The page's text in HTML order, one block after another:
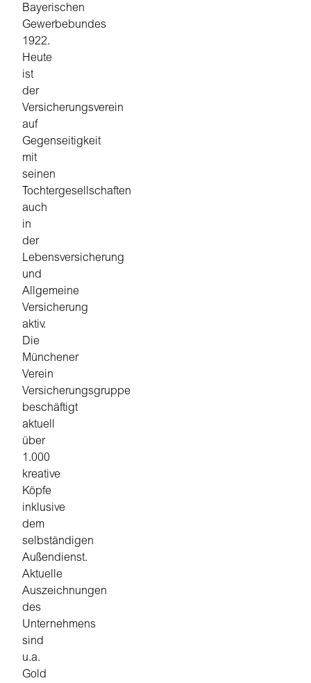
Bayerischen
Gewerbebundes
1922.
Heute
ist
der
Versicherungsverein
auf
Gegenseitigkeit
mit
seinen
Tochtergesellschaften
auch
in
der
Lebensversicherung
und
Allgemeine
Versicherung
aktiv.
Die
Münchener
Verein
Versicherungsgruppe
beschäftigt
aktuell
über
1.000
kreative
Köpfe
inklusive
dem
selbständigen
Außendienst.
Aktuelle
Auszeichnungen
des
Unternehmens
sind
u.a.
Gold